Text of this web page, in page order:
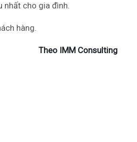
nhất cho gia đình.
hàng.
Theo IMM Consulting